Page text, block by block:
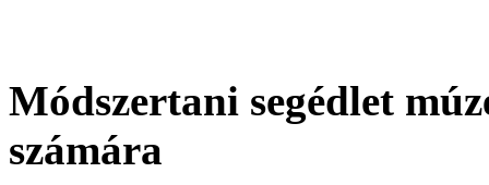
Módszertani segédlet
számára